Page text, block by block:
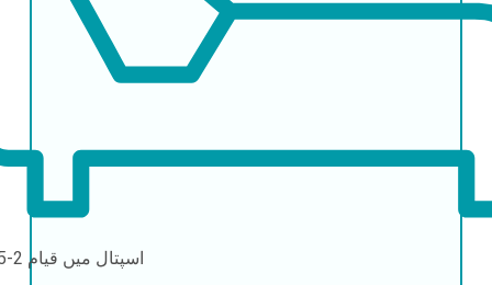
اسپتال میں قیام 2-5 دن